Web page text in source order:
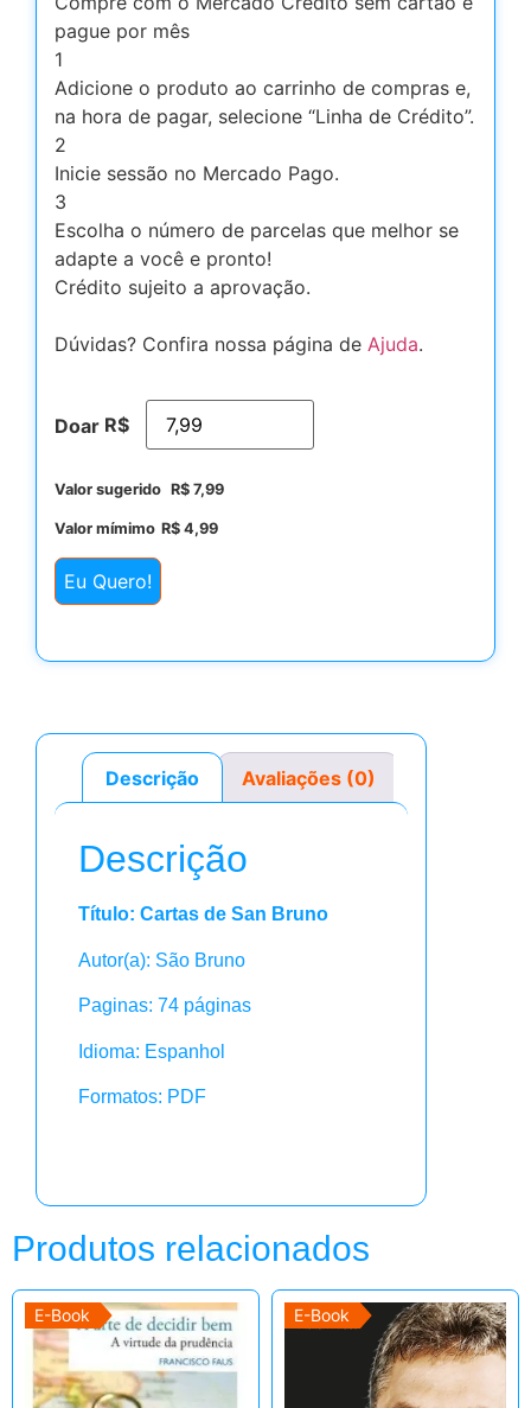
pague por mês
1
Adicione o produto ao carrinho de compras e,
na hora de pagar, selecione “Linha de Crédito”.
2
Inicie sessão no Mercado Pago.
3
Escolha o número de parcelas que melhor se
adapte a você e pronto!
Crédito sujeito a aprovação.
Dúvidas? Confira nossa página de Ajuda.
Doar R$
Valor sugerido R$ 7,99
Valor mímimo R$ 4,99
Eu Quero!
Descrição Avaliações (0)
Descrição
Título: Cartas de San Bruno
Autor(a): São Bruno
Paginas: 74 páginas
Idioma: Espanhol
Formatos: PDF
Produtos relacionados
E-Book E-Book